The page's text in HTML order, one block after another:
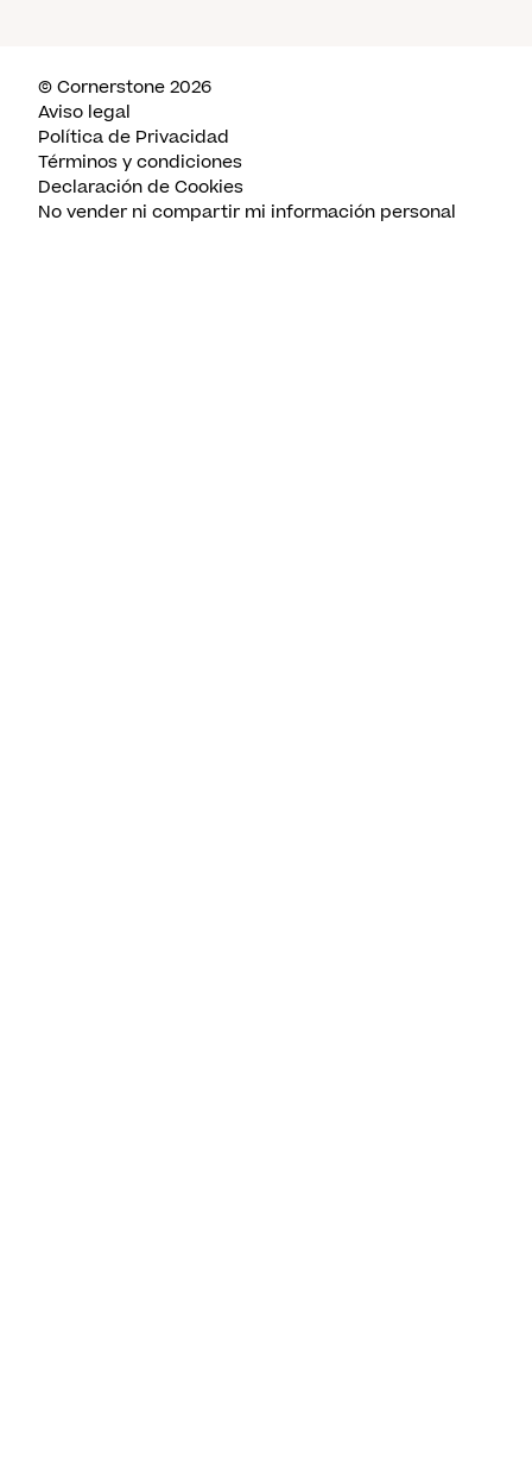
© Cornerstone 2026
Aviso legal
Política de Privacidad
Términos y condiciones
Declaración de Cookies
No vender ni compartir mi información personal